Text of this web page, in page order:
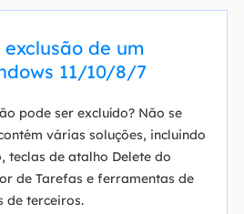
de um
11/10/8/7
pode ser excluído? Não se
várias soluções, incluindo
teclas de atalho Delete do
de Tarefas e ferramentas de
de terceiros.